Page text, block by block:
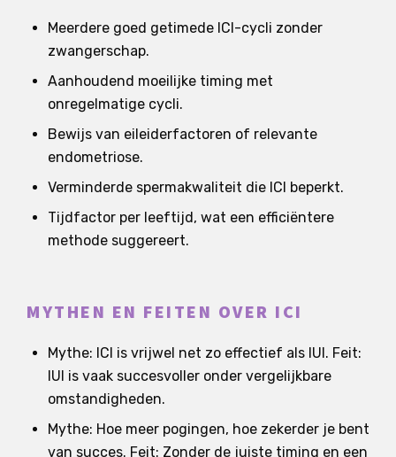
Meerdere goed getimede ICI-cycli zonder
zwangerschap.
Aanhoudend moeilijke timing met
onregelmatige cycli.
Bewijs van eileiderfactoren of relevante
endometriose.
Verminderde spermakwaliteit die ICI beperkt.
Tijdfactor per leeftijd, wat een efficiëntere
methode suggereert.
MYTHEN EN FEITEN OVER ICI
Mythe: ICI is vrijwel net zo effectief als IUI. Feit:
IUI is vaak succesvoller onder vergelijkbare
omstandigheden.
Mythe: Hoe meer pogingen, hoe zekerder je bent
van succes. Feit: Zonder de juiste timing en een